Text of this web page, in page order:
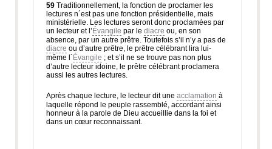
59 Traditionnellement, la fonction de proclamer les
lectures n´est pas une fonction présidentielle, mais
ministérielle. Les lectures seront donc proclamées par
un lecteur et l’Évangile par le diacre ou, en son
absence, par un autre prêtre. Toutefois s’il n’y a pas de
diacre ou d’autre prêtre, le prêtre célébrant lira lui-
même l´Évangile ; et s’il ne se trouve pas non plus
d’autre lecteur idoine, le prêtre célébrant proclamera
aussi les autres lectures.
Après chaque lecture, le lecteur dit une acclamation à
laquelle répond le peuple rassemblé, accordant ainsi
honneur à la parole de Dieu accueillie dans la foi et
dans un cœur reconnaissant.